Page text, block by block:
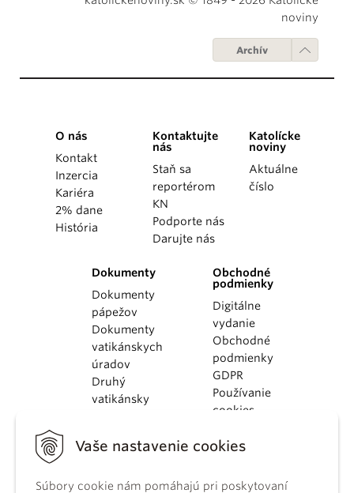
Vaše nastavenie cookies
Súbory cookie nám pomáhajú pri poskytovaní
noviny
Archív
O nás
Kontakt
Inzercia
Kariéra
2% dane
História
Kontaktujte
nás
Staň sa
reportérom
KN
Podporte nás
Darujte nás
Katolícke
noviny
Aktuálne
číslo
Dokumenty
Dokumenty
pápežov
Dokumenty
vatikánskych
úradov
Druhý
vatikánsky
KBS
kánonického
Obchodné
podmienky
Digitálne
vydanie
Obchodné
podmienky
GDPR
Používanie
cookies